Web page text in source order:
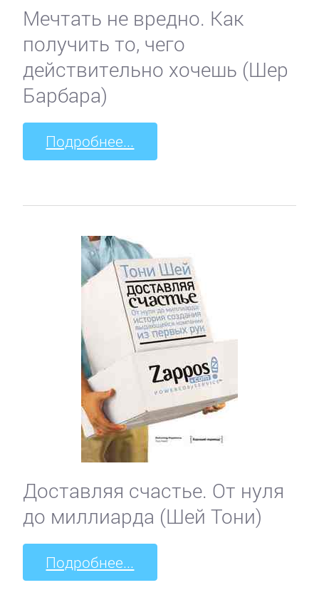
Мечтать не вредно. Как
получить то, чего
действительно хочешь (Шер
Барбара)
Подробнее...
Доставляя счастье. От нуля
до миллиарда (Шей Тони)
Подробнее...